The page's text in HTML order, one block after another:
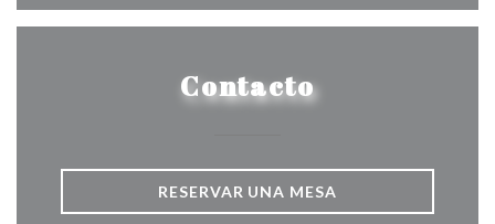
Contacto
RESERVAR UNA MESA